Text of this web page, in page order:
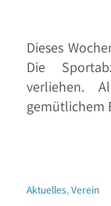
Dieses
Die
verliehen.
gemütlichem
Aktuelles,Verein